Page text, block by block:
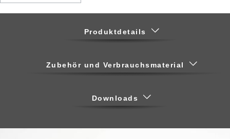
Produktdetails
Zubehör und Verbrauchsmaterial
Downloads